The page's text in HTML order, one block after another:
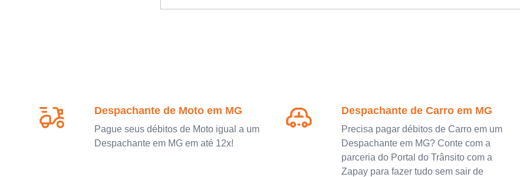
Despachante de Moto em MG
Pague seus débitos de Moto igual a um
Despachante em MG em até 12x!
Despachante de Carro em MG
Precisa pagar débitos de Carro em um
Despachante em MG? Conte com a
parceria do Portal do Trânsito com a
Zapay para fazer tudo sem sair de